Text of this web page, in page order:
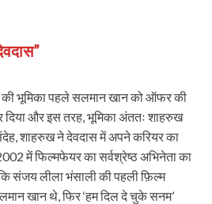
भूमिका पहले सलमान खान को ऑफर की
दिया और इस तरह, भूमिका अंततः शाहरुख
शाहरुख ने देवदास में अपने करियर का
में फिल्मफेयर का सर्वश्रेष्ठ अभिनेता का
संजय लीला भंसाली की पहली फ़िल्म
खान थे, फिर ‘हम दिल दे चुके सनम’